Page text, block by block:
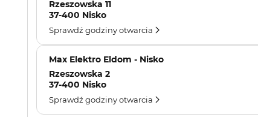
Rzeszowska 11
37-400 Nisko
Sprawdź godziny otwarcia
Max Elektro Eldom - Nisko
Rzeszowska 2
37-400 Nisko
Sprawdź godziny otwarcia